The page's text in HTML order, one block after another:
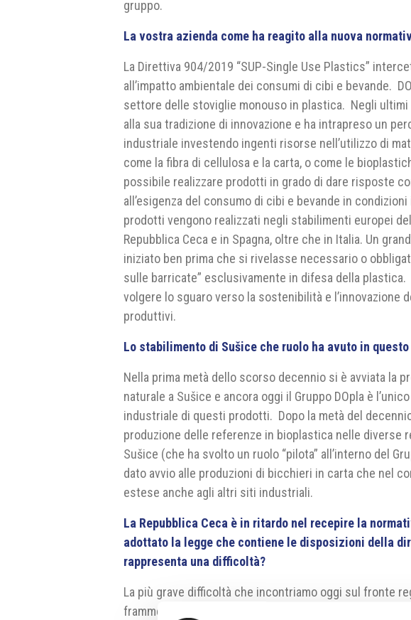
gruppo.
La vostra azienda come ha reagito alla nuova
La Direttiva 904/2019 “SUP-Single Use Plastics”
all’impatto ambientale dei consumi di cibi e bevande.
settore delle stoviglie monouso in plastica. Negli ultimi
alla sua tradizione di innovazione e ha intrapreso un
industriale investendo ingenti risorse nell’utilizzo di
come la fibra di cellulosa e la carta, o come le
possibile realizzare prodotti in grado di dare risposte
all’esigenza del consumo di cibi e bevande in
prodotti vengono realizzati negli stabilimenti europei
Repubblica Ceca e in Spagna, oltre che in Italia. Un
iniziato ben prima che si rivelasse necessario o
sulle barricate” esclusivamente in difesa della
volgere lo sguaro verso la sostenibilità e l’innovazione
produttivi.
Lo stabilimento di Sušice che ruolo ha avuto in
Nella prima metà dello scorso decennio si è avviata la
naturale a Sušice e ancora oggi il Gruppo DOpla è
industriale di questi prodotti. Dopo la metà del
produzione delle referenze in bioplastica nelle diverse
Sušice (che ha svolto un ruolo “pilota” all’interno del
dato avvio alle produzioni di bicchieri in carta che nel
estese anche agli altri siti industriali.
La Repubblica Ceca è in ritardo nel recepire la
adottato la legge che contiene le disposizioni della
rappresenta una difficoltà?
La più grave difficoltà che incontriamo oggi sul fronte
frammentazione del Mercato Unico. Diversi elementi